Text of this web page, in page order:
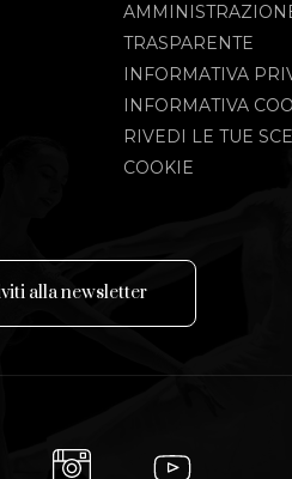
TRASPARENTE
INFORMATIVA
INFORMATIVA
RIVEDI LE TUE
COOKIE
viti allanewsletter